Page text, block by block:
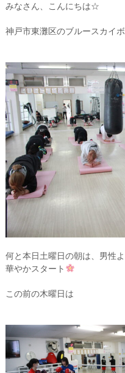
みなさん、こんにちは☆
神戸市東灘区のブルースカイ
何と本日土曜日の朝は、男性
華やかスタート
この前の木曜日は